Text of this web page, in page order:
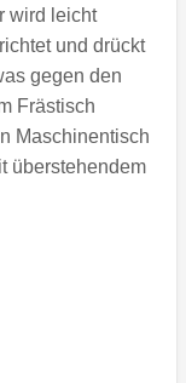
wird leicht
und drückt
gegen den
Frästisch
Maschinentisch
überstehendem